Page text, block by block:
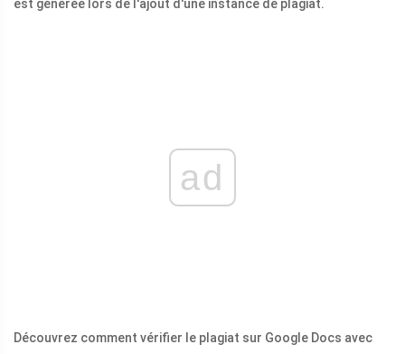
est générée lors de l'ajout d'une instance de plagiat.
ad
Découvrez comment vérifier le plagiat sur Google Docs avec